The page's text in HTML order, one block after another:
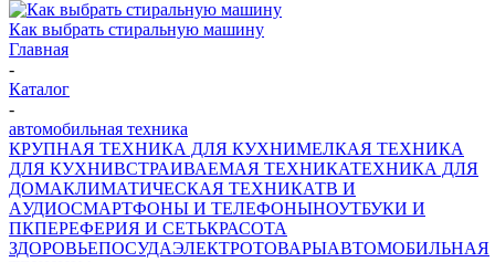
Как выбрать стиральную машину
Главная
-
Каталог
-
автомобильная техника
КРУПНАЯ ТЕХНИКА ДЛЯ КУХНИМЕЛКАЯ ТЕХНИКА
ДЛЯ КУХНИВСТРАИВАЕМАЯ ТЕХНИКАТЕХНИКА ДЛЯ
ДОМАКЛИМАТИЧЕСКАЯ ТЕХНИКАТВ И
AУДИОСМАРТФОНЫ И ТЕЛЕФОНЫНОУТБУКИ И
ПКПЕРЕФЕРИЯ И СЕТЬКРАСОТА
ЗДОРОВЬЕПОСУДАЭЛЕКТРОТОВАРЫАВТОМОБИЛЬНАЯ